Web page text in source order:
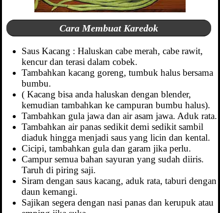
Cara Membuat Karedok
Saus Kacang : Haluskan cabe merah, cabe rawit,
kencur dan terasi dalam cobek.
Tambahkan kacang goreng, tumbuk halus bersama
bumbu.
( Kacang bisa anda haluskan dengan blender,
kemudian tambahkan ke campuran bumbu halus).
Tambahkan gula jawa dan air asam jawa. Aduk rata.
Tambahkan air panas sedikit demi sedikit sambil
diaduk hingga menjadi saus yang licin dan kental.
Cicipi, tambahkan gula dan garam jika perlu.
Campur semua bahan sayuran yang sudah diiris.
Taruh di piring saji.
Siram dengan saus kacang, aduk rata, taburi dengan
daun kemangi.
Sajikan segera dengan nasi panas dan kerupuk atau